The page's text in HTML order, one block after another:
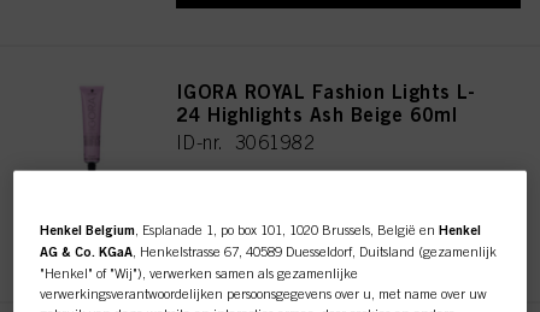
IGORA ROYAL Fashion Lights L-
24 Highlights Ash Beige 60ml
ID-nr. 3061982
REGISTEREN EN KOPEN
Henkel Belgium , Esplanade 1, po box 101, 1020 Brussels, België enHenkel
AG & Co. KGaA , Henkelstrasse 67, 40589 Duesseldorf, Duitsland (gezamenlijk
"Henkel" of "Wij"), verwerken samen als gezamenlijke
verwerkingsverantwoordelijken persoonsgegevens over u, met name over uw